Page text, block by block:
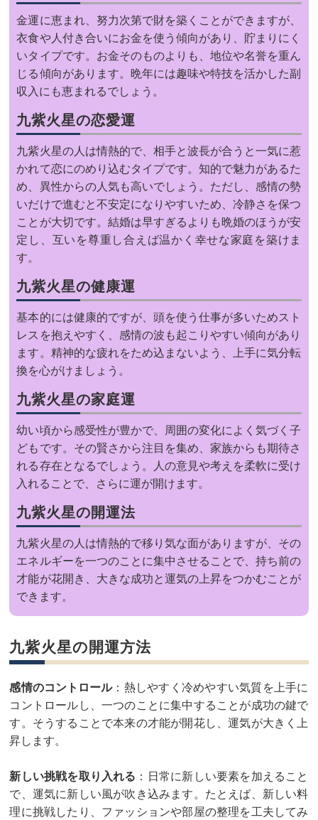
金運に恵まれ、努力次第で財を築くことができますが、
衣食や人付き合いにお金を使う傾向があり、貯まりにく
いタイプです。お金そのものよりも、地位や名誉を重ん
じる傾向があります。晩年には趣味や特技を活かした副
収入にも恵まれるでしょう。
九紫火星の恋愛運
九紫火星の人は情熱的で、相手と波長が合うと一気に惹
かれて恋にのめり込むタイプです。知的で魅力があるた
め、異性からの人気も高いでしょう。ただし、感情の勢
いだけで進むと不安定になりやすいため、冷静さを保つ
ことが大切です。結婚は早すぎるよりも晩婚のほうが安
定し、互いを尊重し合えば温かく幸せな家庭を築けま
す。
九紫火星の健康運
基本的には健康的ですが、頭を使う仕事が多いためスト
レスを抱えやすく、感情の波も起こりやすい傾向があり
ます。精神的な疲れをため込まないよう、上手に気分転
換を心がけましょう。
九紫火星の家庭運
幼い頃から感受性が豊かで、周囲の変化によく気づく子
どもです。その賢さから注目を集め、家族からも期待さ
れる存在となるでしょう。人の意見や考えを柔軟に受け
入れることで、さらに運が開けます。
九紫火星の開運法
九紫火星の人は情熱的で移り気な面がありますが、その
エネルギーを一つのことに集中させることで、持ち前の
才能が花開き、大きな成功と運気の上昇をつかむことが
できます。
九紫火星の開運方法
感情のコントロール：熱しやすく冷めやすい気質を上手に
コントロールし、一つのことに集中することが成功の鍵で
す。そうすることで本来の才能が開花し、運気が大きく上
昇します。
新しい挑戦を取り入れる ：日常に新しい要素を加えること
で、運気に新しい風が吹き込みます。たとえば、新しい料
理に挑戦したり、ファッションや部屋の整理を工夫してみ